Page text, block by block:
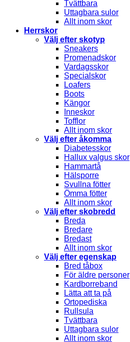
Tvättbara
Uttagbara sulor
Allt inom skor
Herrskor
Välj efter skotyp
Sneakers
Promenadskor
Vardagsskor
Specialskor
Loafers
Boots
Kängor
Inneskor
Tofflor
Allt inom skor
Välj efter åkomma
Diabetesskor
Hallux valgus skor
Hammartå
Hälsporre
Svullna fötter
Ömma fötter
Allt inom skor
Välj efter skobredd
Breda
Bredare
Bredast
Allt inom skor
Välj efter egenskap
Bred tåbox
För äldre personer
Kardborreband
Lätta att ta på
Ortopediska
Rullsula
Tvättbara
Uttagbara sulor
Allt inom skor